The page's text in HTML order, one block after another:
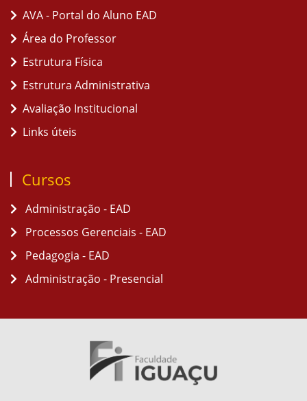
AVA - Portal do Aluno EAD
Área do Professor
Estrutura Física
Estrutura Administrativa
Avaliação Institucional
Links úteis
Cursos
Administração - EAD
Processos Gerenciais - EAD
Pedagogia - EAD
Administração - Presencial